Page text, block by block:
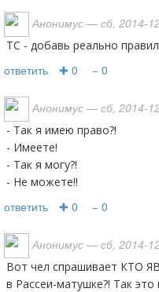
Анонимус — сб, 2014-
ТС - добавь реально
ответить ✚ 0 − 0
Анонимус — сб, 2014-
- Так я имею право?!
- Имеете!
- Так я могу?!
- Не можете!!
ответить ✚ 0 − 0
Анонимус — сб, 2014-
Вот чел спрашивает КТО ЯВЛЯЕТСЯ ИСТОЧНИКОМ ВЛАСТИ
в Рассеи-матушке?! Так